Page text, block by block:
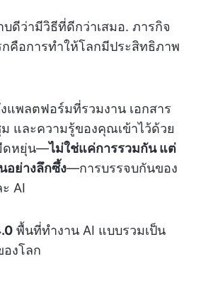
บดีว่ามีวิธีที่ดีกว่าเสมอ. ภารกิจ
คือการทำให้โลกมีประสิทธิภาพ
แพลตฟอร์มที่รวมงาน เอกสาร
และความรู้ของคุณเข้าไว้ด้วย
ดหยุ่น—ไม่ใช่แค่การรวมกัน แต่
อย่างลึกซึ้ง—การบรรจบกันของ
AI
พื้นที่ทำงาน AI แบบรวมเป็น
งโลก